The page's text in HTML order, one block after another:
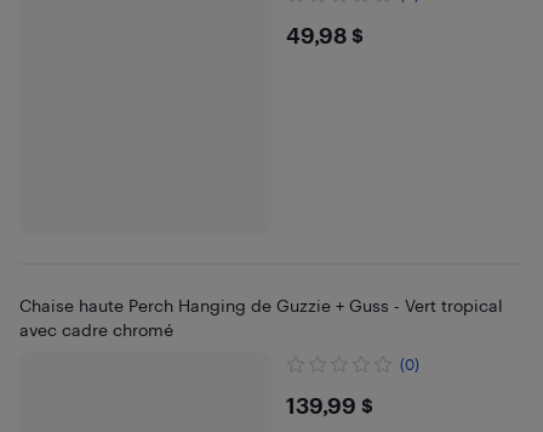
$49.98
49,98 $
Chaise haute Perch Hanging de Guzzie + Guss - Vert tropical
avec cadre chromé
(0)
$139.99
139,99 $